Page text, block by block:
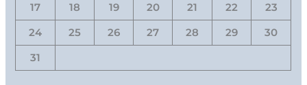
17 18 19 20 21 22 23
24 25 26 27 28 29 30
31